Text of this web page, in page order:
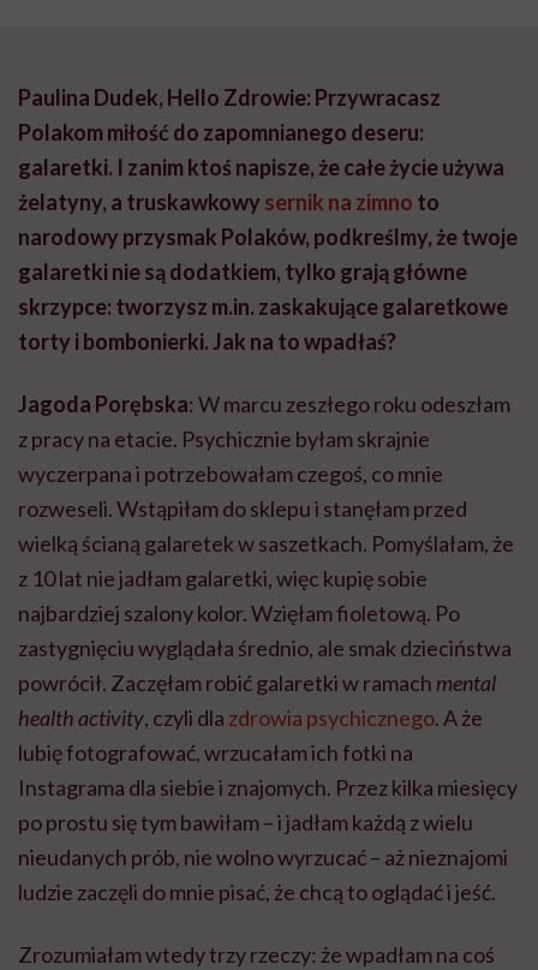
Paulina Dudek, Hello Zdrowie: Przywracasz
Polakom miłość do zapomnianego deseru:
galaretki. I zanim ktoś napisze, że całe życie używa
żelatyny, a truskawkowy sernik na zimno to
narodowy przysmak Polaków, podkreślmy, że twoje
galaretki nie są dodatkiem, tylko grają główne
skrzypce: tworzysz m.in. zaskakujące galaretkowe
torty i bombonierki. Jak na to wpadłaś?
Jagoda Porębska: W marcu zeszłego roku odeszłam
z pracy na etacie. Psychicznie byłam skrajnie
wyczerpana i potrzebowałam czegoś, co mnie
rozweseli. Wstąpiłam do sklepu i stanęłam przed
wielką ścianą galaretek w saszetkach. Pomyślałam, że
z 10 lat nie jadłam galaretki, więc kupię sobie
najbardziej szalony kolor. Wzięłam fioletową. Po
zastygnięciu wyglądała średnio, ale smak dzieciństwa
powrócił. Zaczęłam robić galaretki w ramach mental
health activity, czyli dla zdrowia psychicznego. A że
lubię fotografować, wrzucałam ich fotki na
Instagrama dla siebie i znajomych. Przez kilka miesięcy
po prostu się tym bawiłam – i jadłam każdą z wielu
nieudanych prób, nie wolno wyrzucać – aż nieznajomi
ludzie zaczęli do mnie pisać, że chcą to oglądać i jeść.
Zrozumiałam wtedy trzy rzeczy: że wpadłam na coś